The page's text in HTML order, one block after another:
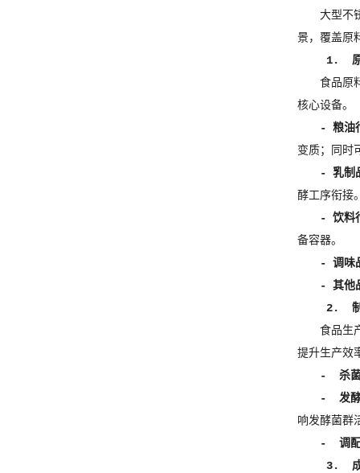
大型不
景，覆盖原
1. 原
食品原
核心设备。
- 粮油
变质；同时
- 乳制
酵工序衔接
- 饮料
备容器。
- 调味
- 其他
2. 制
食品生
提升生产效
- 杀菌
- 发酵
响发酵菌群
- 调配
3. 成